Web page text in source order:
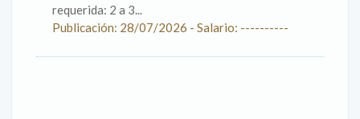
requerida: 2 a 3...
Publicación: 28/07/2026 - Salario: ----------